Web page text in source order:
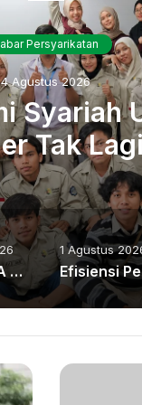
Persyarikatan
4 Agustus 2026
Syariah
Tak
Hibah BIMA Dorong Inovasi Prodi Teknologi Pangan UM Bandung Kembangkan Pangan Fungsional Berbasis Rempah
1 Agustus